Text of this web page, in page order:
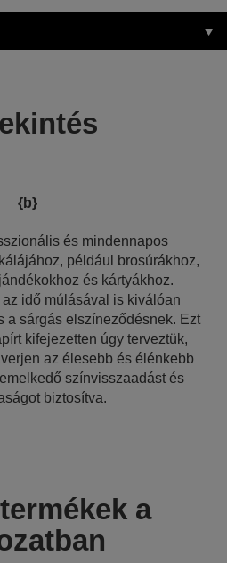
{b}
és mindennapos
például brosúrákhoz,
és kártyákhoz.
idő múlásával is kiválóan
a sárgás elszíneződésnek. Ezt
kifejezetten úgy terveztük,
az élesebb és élénkebb
színvisszaadást és
biztosítva.
a